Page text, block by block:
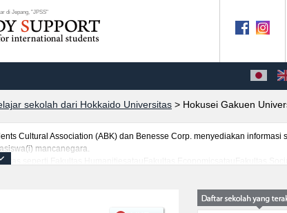
di Jepang, "JPSS"
sekolah dari Hokkaido Universitas > Hokusei Gakuen
Cultural Association (ABK) dan Benesse Corp. menyediakan informasi
mancanegara.
seperti Fakultas HumanitiesatauFakultas EconomicsatauFakultas Social